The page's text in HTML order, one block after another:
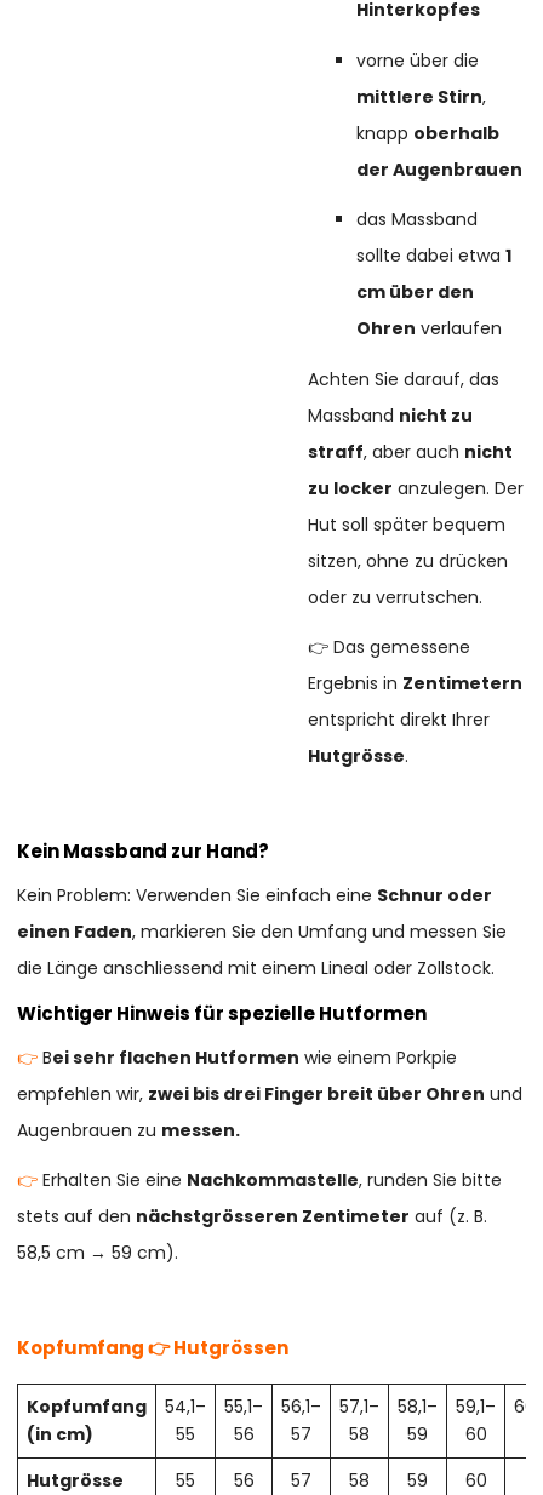
Hinterkopfes
vorne über die
mittlere Stirn,
knapp oberhalb
der Augenbrauen
das Massband
sollte dabei etwa1
cm über den
Ohren verlaufen
Achten Sie darauf, das
Massband nicht zu
straff, aber auch nicht
zu locker anzulegen. Der
Hut soll später bequem
sitzen, ohne zu drücken
oder zu verrutschen.
👉 Das gemessene
Ergebnis in Zentimetern
entspricht direkt Ihrer
Hutgrösse.
Kein Massband zur Hand?
Kein Problem: Verwenden Sie einfach eine Schnur oder
einen Faden, markieren Sie den Umfang und messen Sie
die Länge anschliessend mit einem Lineal oder Zollstock.
Wichtiger Hinweis für spezielle Hutformen
👉Bei sehr flachen Hutformen wie einem Porkpie
empfehlen wir, zwei bis drei Finger breit über Ohren und
Augenbrauen zu messen.
👉Erhalten Sie eine Nachkommastelle, runden Sie bitte
stets auf den nächstgrösseren Zentimeter auf (z. B.
58,5 cm → 59 cm).
Kopfumfang 👉 Hutgrössen
Kopfumfang
(in cm)
54,1–
55
55,1–
56
56,1–
57
57,1–
58
58,1–
59
59,1–
60
Hutgrösse
55 56 57 58 59 60